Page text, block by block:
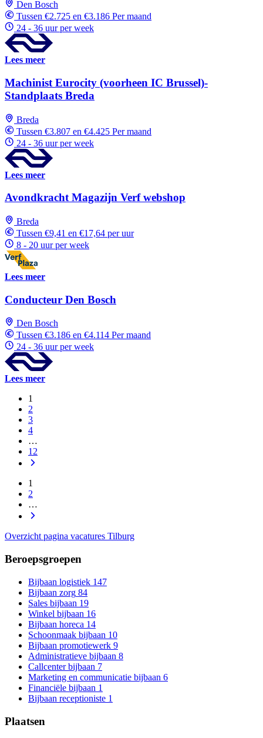
Den Bosch
Tussen €2.725 en €3.186 Per maand
24 - 36 uur per week
Lees meer
Machinist Eurocity (voorheen IC Brussel)-
Standplaats Breda
Breda
Tussen €3.807 en €4.425 Per maand
24 - 36 uur per week
Lees meer
Avondkracht Magazijn Verf webshop
Breda
Tussen €9,41 en €17,64 per uur
8 - 20 uur per week
Lees meer
Conducteur Den Bosch
Den Bosch
Tussen €3.186 en €4.114 Per maand
24 - 36 uur per week
Lees meer
1
2
3
4
…
12
1
2
…
Overzicht pagina vacatures Tilburg
Beroepsgroepen
Bijbaan logistiek 147
Bijbaan zorg 84
Sales bijbaan 19
Winkel bijbaan 16
Bijbaan horeca 14
Schoonmaak bijbaan 10
Bijbaan promotiewerk 9
Administratieve bijbaan 8
Callcenter bijbaan 7
Marketing en communicatie bijbaan 6
Financiële bijbaan 1
Bijbaan receptioniste 1
Plaatsen